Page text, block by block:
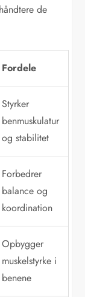
de
Fordele
Styrker
benmuskulatur
og stabilitet
Forbedrer
balance og
koordination
Opbygger
muskelstyrke i
benene